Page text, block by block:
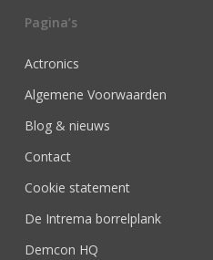
Pagina’s
Actronics
Algemene Voorwaarden
Blog & nieuws
Contact
Cookie statement
De Intrema borrelplank
Demcon HQ